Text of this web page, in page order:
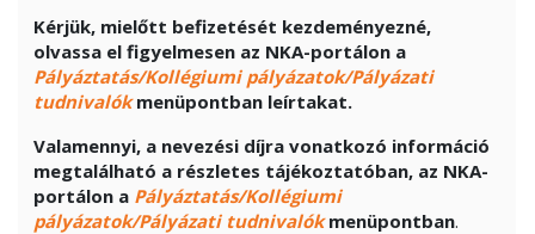
Kérjük, mielőtt befizetését kezdeményezné,
olvassa el figyelmesen az NKA-portálon a
Pályáztatás/Kollégiumi pályázatok/Pályázati
tudnivalók menüpontban leírtakat.
Valamennyi, a nevezési díjra vonatkozó információ
megtalálható a részletes tájékoztatóban, az NKA-
portálon a Pályáztatás/Kollégiumi
pályázatok/Pályázati tudnivalók menüpontban.